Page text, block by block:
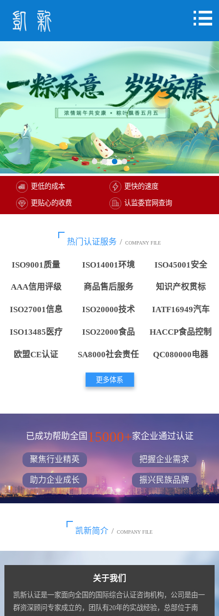
更低的成本 更快的速度
更贴心的收费 认监委官网查询
热门认证服务 / COMPANY FILE
ISO9001质量 ISO14001环境 ISO45001安全
AAA信用评级 商品售后服务 知识产权贯标
ISO27001信息 ISO20000技术 IATF16949汽车
ISO13485医疗 ISO22000食品 HACCP食品控制
欧盟CE认证 SA8000社会责任 QC080000电器
更多体系
已成功帮助全国 15000+家企业通过认证
聚焦行业精英 把握企业需求
助力企业成长 振兴民族品牌
凯新简介 / COMPANY FILE
关于我们
凯新认证是一家面向全国的国际综合认证咨询机构，公司是由一
群资深顾问专家成立的，团队有20年的实战经验，总部位于南